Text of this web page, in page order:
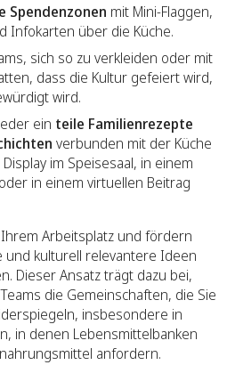
Spendenzonen mit Mini-Flaggen,
Infokarten über die Küche.
sich so zu verkleiden oder mit
dass die Kultur gefeiert wird,
wird.
ein teile Familienrezepte
verbunden mit der Küche
im Speisesaal, in einem
in einem virtuellen Beitrag
Arbeitsplatz und fördern
und kulturell relevantere Ideen
Dieser Ansatz trägt dazu bei,
die Gemeinschaften, die Sie
insbesondere in
in denen Lebensmittelbanken
anfordern.